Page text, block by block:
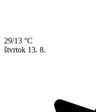
29/13 °C
štvrtok 13. 8.